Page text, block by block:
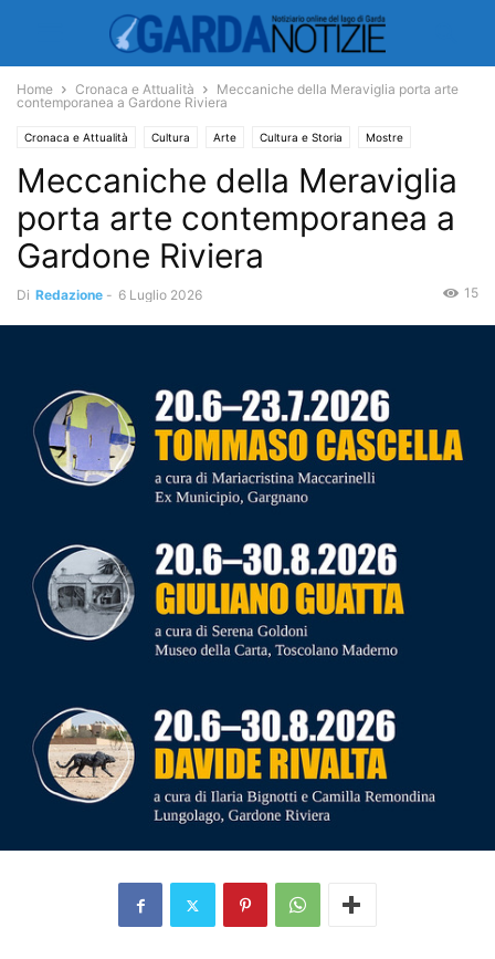
Home Cronaca e Attualità
Meccaniche della Meraviglia porta arte
contemporanea a Gardone Riviera
Cronaca e Attualità Cultura Arte Cultura e Storia Mostre
Meccaniche della Meraviglia
porta arte contemporanea a
Gardone Riviera
Di Redazione - 6 Luglio 2026 15